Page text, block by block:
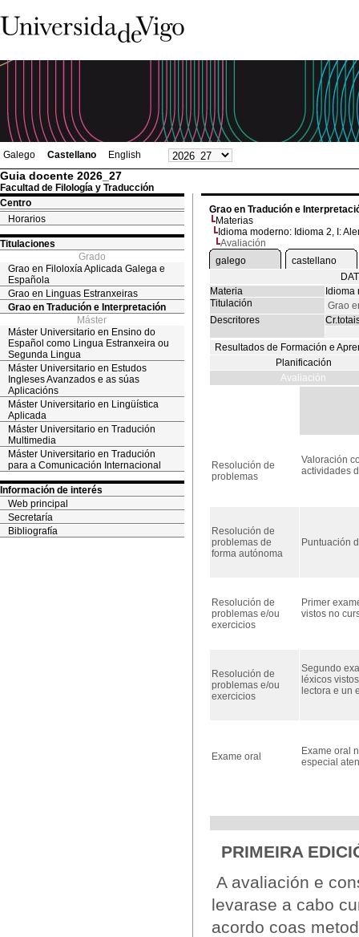
Galego Castellano English
Guia docente 2026_27
Facultad de Filología y Traducción
Centro
Horarios
Titulaciones
Grado
Grao en Filoloxía Aplicada Galega e
Española
Grao en Linguas Estranxeiras
Grao en Tradución e Interpretación
Máster
Máster Universitario en Ensino do
Español como Lingua Estranxeira ou
Segunda Lingua
Máster Universitario en Estudos
Ingleses Avanzados e as súas
Aplicacións
Máster Universitario en Lingüística
Aplicada
Máster Universitario en Tradución
Multimedia
Máster Universitario en Tradución
para a Comunicación Internacional
Información de interés
Web principal
Secretaría
Bibliografía
Grao en Tradución e
Materias
Idioma moderno: Idioma 2, I:
Avaliación
galego
castellano
Materia
Idioma
Titulación
Grao
Descritores
Resultados de Formación e
Planificación
Avaliación
Resolución de
problemas
Valoración
actividades
Resolución de
problemas de
forma autónoma
Puntuación
Resolución de
problemas e/ou
exercicios
Primer
vistos no
Resolución de
problemas e/ou
exercicios
Segundo
léxicos
lectora e un
Exame oral
Exame oral
especial
PRIMEIRA
A avaliación e
levarase a cabo
acordo coas